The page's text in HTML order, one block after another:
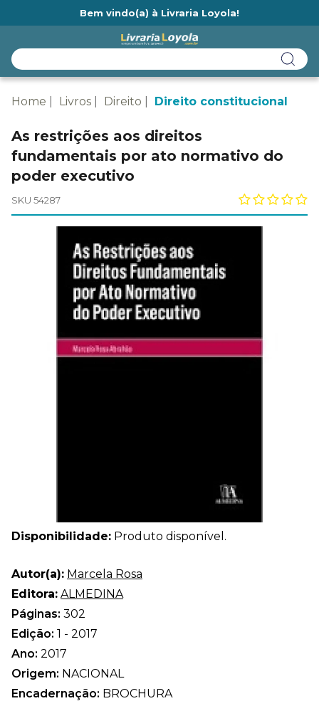
Bem vindo(a) à Livraria Loyola!
Home Livros Direito Direito constitucional
As restrições aos direitos
fundamentais por ato normativo do
poder executivo
SKU 54287
Disponibilidade: Produto disponível.
Autor(a): Marcela Rosa
Editora: ALMEDINA
Páginas: 302
Edição: 1 - 2017
Ano: 2017
Origem: NACIONAL
Encadernação: BROCHURA